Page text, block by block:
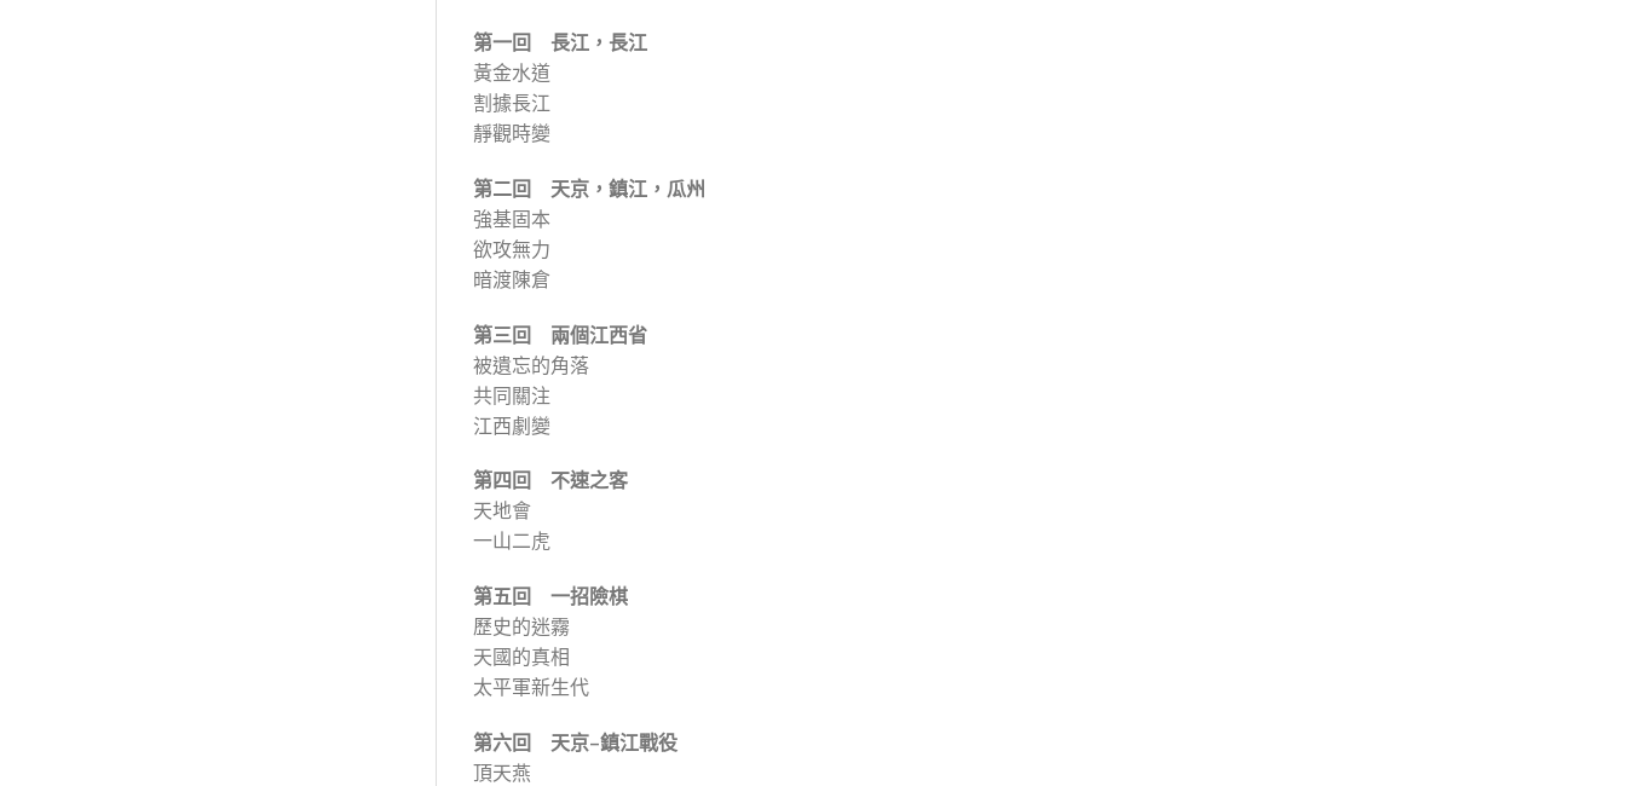
第一回 長江，長江
黃金水道
割據長江
靜觀時變
第二回 天京，鎮江，瓜州
強基固本
欲攻無力
暗渡陳倉
第三回 兩個江西省
被遺忘的角落
共同關注
江西劇變
第四回 不速之客
天地會
一山二虎
第五回 一招險棋
歷史的迷霧
天國的真相
太平軍新生代
第六回 天京–鎮江戰役
頂天燕